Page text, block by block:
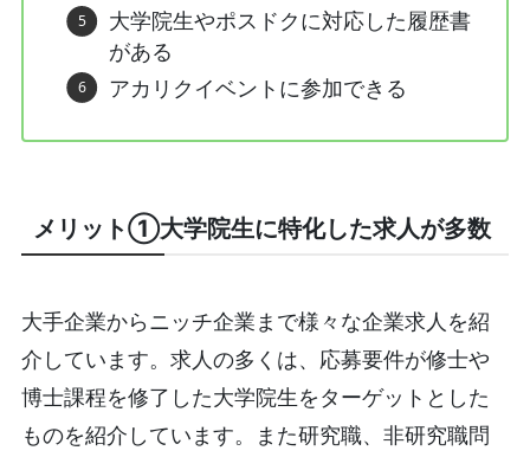
大学院生やポスドクに対応した履歴書
がある
アカリクイベントに参加できる
メリット①大学院生に特化した求人が多数
大手企業からニッチ企業まで様々な企業求人を紹
介しています。求人の多くは、応募要件が修士や
博士課程を修了した大学院生をターゲットとした
ものを紹介しています。また研究職、非研究職問